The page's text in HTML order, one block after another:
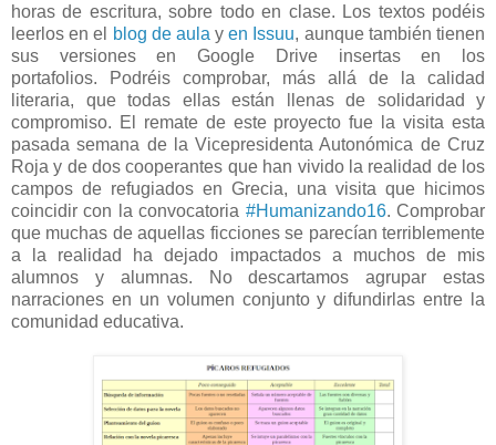
horas de escritura, sobre todo en clase. Los textos podéis
leerlos en el
blog de aula yen Issuu, aunque también tienen
sus versiones en Google Drive insertas en los
portafolios. Podréis comprobar, más allá de la calidad
literaria, que todas ellas están llenas de solidaridad y
compromiso. El remate de este proyecto fue la visita esta
pasada semana de la Vicepresidenta Autonómica de Cruz
Roja y de dos cooperantes que han vivido la realidad de los
campos de refugiados en Grecia, una visita que hicimos
coincidir con la convocatoria #Humanizando16. Comprobar
que muchas de aquellas ficciones se parecían terriblemente
a la realidad ha dejado impactados a muchos de mis
alumnos y alumnas. No descartamos agrupar estas
narraciones en un volumen conjunto y difundirlas entre la
comunidad educativa.